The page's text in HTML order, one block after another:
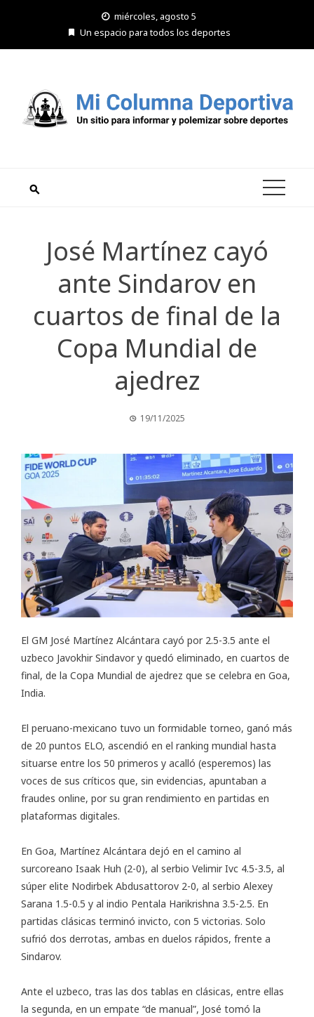
miércoles, agosto 5
Un espacio para todos los deportes
José Martínez cayó
ante Sindarov en
cuartos de final de la
Copa Mundial de
ajedrez
19/11/2025
El GM José Martínez Alcántara cayó por 2.5-3.5 ante el
uzbeco Javokhir Sindavor y quedó eliminado, en cuartos de
final, de la Copa Mundial de ajedrez que se celebra en Goa,
India.
El peruano-mexicano tuvo un formidable torneo, ganó más
de 20 puntos ELO, ascendió en el ranking mundial hasta
situarse entre los 50 primeros y acalló (esperemos) las
voces de sus críticos que, sin evidencias, apuntaban a
fraudes online, por su gran rendimiento en partidas en
plataformas digitales.
En Goa, Martínez Alcántara dejó en el camino al
surcoreano Isaak Huh (2-0), al serbio Velimir Ivc 4.5-3.5, al
súper elite Nodirbek Abdusattorov 2-0, al serbio Alexey
Sarana 1.5-0.5 y al indio Pentala Harikrishna 3.5-2.5. En
partidas clásicas terminó invicto, con 5 victorias. Solo
sufrió dos derrotas, ambas en duelos rápidos, frente a
Sindarov.
Ante el uzbeco, tras las dos tablas en clásicas, entre ellas
la segunda, en un empate “de manual”, José tomó la